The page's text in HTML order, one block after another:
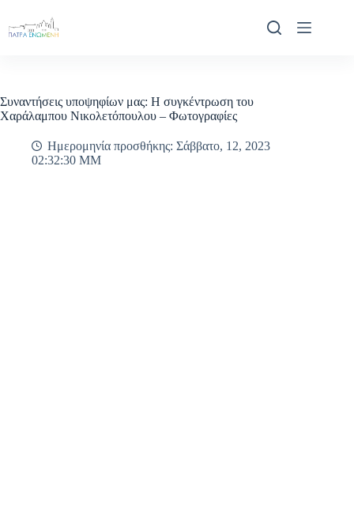
περιεχόμενο
Συναντήσεις υποψηφίων μας: Η συγκέντρωση του
Χαράλαμπου Νικολετόπουλου – Φωτογραφίες
Ημερομηνία προσθήκης: Σάββατο, 12, 2023
02:32:30 ΜΜ